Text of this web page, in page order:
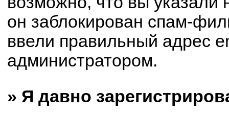
он заблокирован спам-
ввели правильный адрес
администратором.
» Я давно